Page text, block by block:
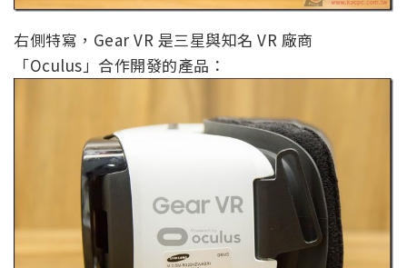
右側特寫，Gear VR 是三星與知名 VR 廠商
「Oculus」合作開發的產品：